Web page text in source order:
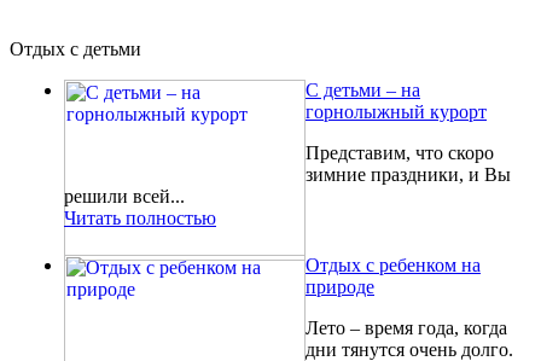
Отдых с детьми
С детьми – на
горнолыжный курорт
Представим, что скоро
зимние праздники, и Вы
решили всей...
Читать полностью
Отдых с ребенком на
природе
Лето – время года, когда
дни тянутся очень долго.